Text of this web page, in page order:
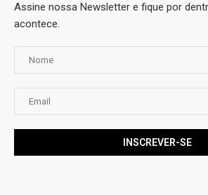
Assine nossa Newsletter e fique por
acontece.